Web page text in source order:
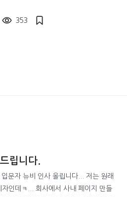
353
립니다.
문자 뉴비 인사 올립니다... 저는 원래
인데ㅋ... 회사에서 사내 페이지 만들